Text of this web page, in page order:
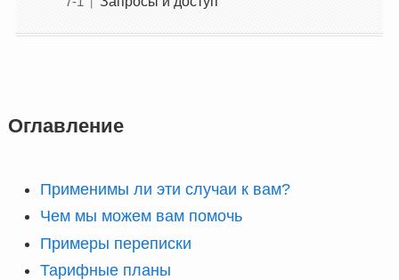
Оглавление
Применимы ли эти случаи к вам?
Чем мы можем вам помочь
Примеры переписки
Тарифные планы